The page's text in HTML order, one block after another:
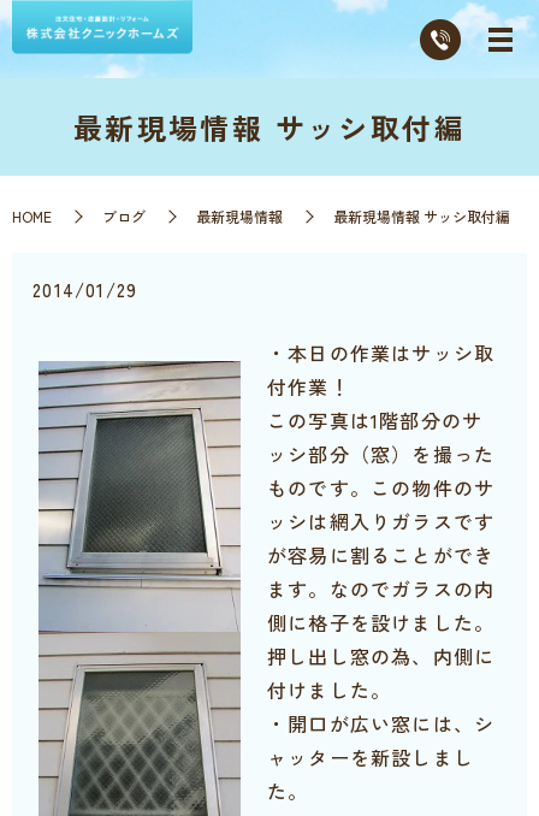
最新現場情報 サッシ取付編
HOME ブログ 最新現場情報 最新現場情報 サッシ取付編
2014/01/29
・本日の作業はサッシ取
付作業！
この写真は1階部分のサ
ッシ部分（窓）を撮った
ものです。この物件のサ
ッシは網入りガラスです
が容易に割ることができ
ます。なのでガラスの内
側に格子を設けました。
押し出し窓の為、内側に
付けました。
・開口が広い窓には、シ
ャッターを新設しまし
た。